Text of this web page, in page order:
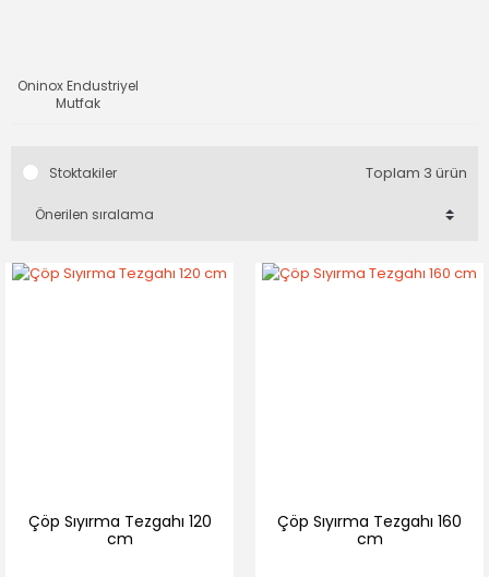
Oninox Endustriyel
Mutfak
Stoktakiler Toplam 3 ürün
Çöp Sıyırma Tezgahı 120
cm
Çöp Sıyırma Tezgahı 160
cm